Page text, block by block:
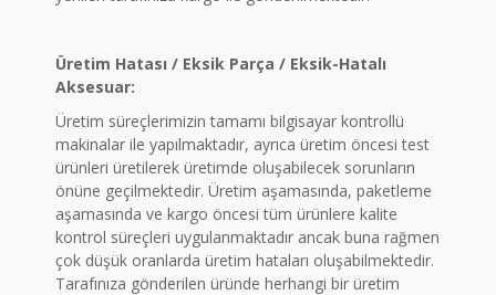
Üretim Hatası / Eksik Parça / Eksik-Hatalı
Aksesuar:
Üretim süreçlerimizin tamamı bilgisayar kontrollü
makinalar ile yapılmaktadır, ayrıca üretim öncesi test
ürünleri üretilerek üretimde oluşabilecek sorunların
önüne geçilmektedir. Üretim aşamasında, paketleme
aşamasında ve kargo öncesi tüm ürünlere kalite
kontrol süreçleri uygulanmaktadır ancak buna rağmen
çok düşük oranlarda üretim hataları oluşabilmektedir.
Tarafınıza gönderilen üründe herhangi bir üretim